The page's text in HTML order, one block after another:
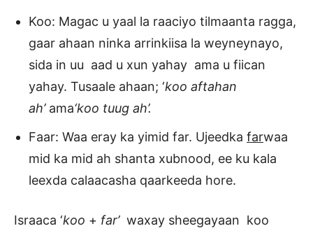
Koo: Magac u yaal la raaciyo tilmaanta ragga,
gaar ahaan ninka arrinkiisa la weyneynayo,
sida in uu aad u xun yahay ama u fiican
yahay. Tusaale ahaan; ‘koo aftahan
ah’ ama‘koo tuug ah’.
Faar: Waa eray ka yimid far. Ujeedka farwaa
mid ka mid ah shanta xubnood, ee ku kala
leexda calaacasha qaarkeeda hore.
Israaca ‘koo + far’waxay sheegayaan koo